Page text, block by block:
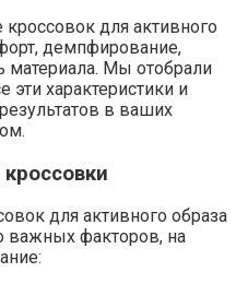
для активного
демпфирование,
материала. Мы отобрали
эти характеристики и
в ваших
для активного образа
важных факторов, на